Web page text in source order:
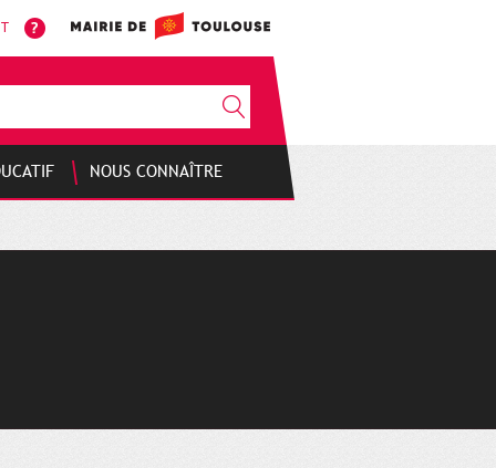
NOUS CONNAÎTRE